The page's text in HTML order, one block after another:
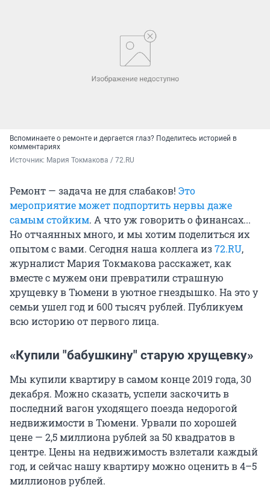
Вспоминаете о ремонте и дергается глаз? Поделитесь историей в
комментариях
Источник: Мария Токмакова / 72.RU
Ремонт — задача не для слабаков! Это
мероприятие может подпортить нервы даже
самым стойким. А что уж говорить о финансах...
Но отчаянных много, и мы хотим поделиться их
опытом с вами. Сегодня наша коллега из72.RU,
журналист Мария Токмакова расскажет, как
вместе с мужем они превратили страшную
хрущевку в Тюмени в уютное гнездышко. На это у
семьи ушел год и 600 тысяч рублей. Публикуем
всю историю от первого лица.
«Купили "бабушкину" старую хрущевку»
Мы купили квартиру в самом конце 2019 года, 30
декабря. Можно сказать, успели заскочить в
последний вагон уходящего поезда недорогой
недвижимости в Тюмени. Урвали по хорошей
цене — 2,5 миллиона рублей за 50 квадратов в
центре. Цены на недвижимость взлетали каждый
год, и сейчас нашу квартиру можно оценить в 4–5
миллионов рублей.